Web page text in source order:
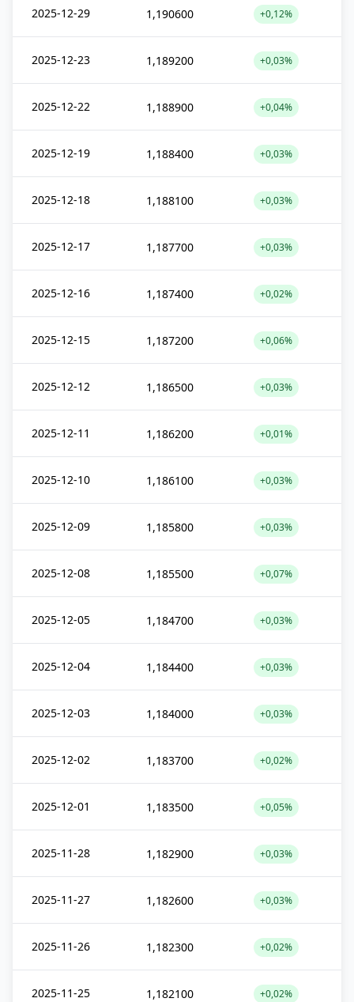
2025-12-29 1,190600 +0,12%
2025-12-23 1,189200 +0,03%
2025-12-22 1,188900 +0,04%
2025-12-19 1,188400 +0,03%
2025-12-18 1,188100 +0,03%
2025-12-17 1,187700 +0,03%
2025-12-16 1,187400 +0,02%
2025-12-15 1,187200 +0,06%
2025-12-12 1,186500 +0,03%
2025-12-11 1,186200 +0,01%
2025-12-10 1,186100 +0,03%
2025-12-09 1,185800 +0,03%
2025-12-08 1,185500 +0,07%
2025-12-05 1,184700 +0,03%
2025-12-04 1,184400 +0,03%
2025-12-03 1,184000 +0,03%
2025-12-02 1,183700 +0,02%
2025-12-01 1,183500 +0,05%
2025-11-28 1,182900 +0,03%
2025-11-27 1,182600 +0,03%
2025-11-26 1,182300 +0,02%
2025-11-25 1,182100 +0,02%